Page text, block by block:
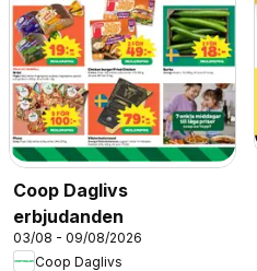
Coop Daglivs
erbjudanden
03/08 - 09/08/2026
Coop Daglivs